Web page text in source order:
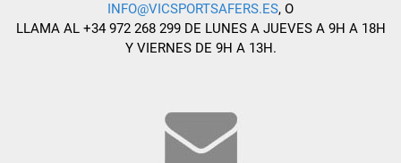
INFO@VICSPORTSAFERS.ES, O
LLAMA AL +34 972 268 299 DE LUNES A JUEVES A 9H A 18H
Y VIERNES DE 9H A 13H.